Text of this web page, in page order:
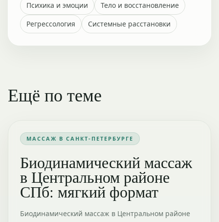
Психика и эмоции
Тело и восстановление
Регрессология
Системные расстановки
Ещё по теме
МАССАЖ В САНКТ-ПЕТЕРБУРГЕ
Биодинамический массаж
в Центральном районе
СПб: мягкий формат
Биодинамический массаж в Центральном районе